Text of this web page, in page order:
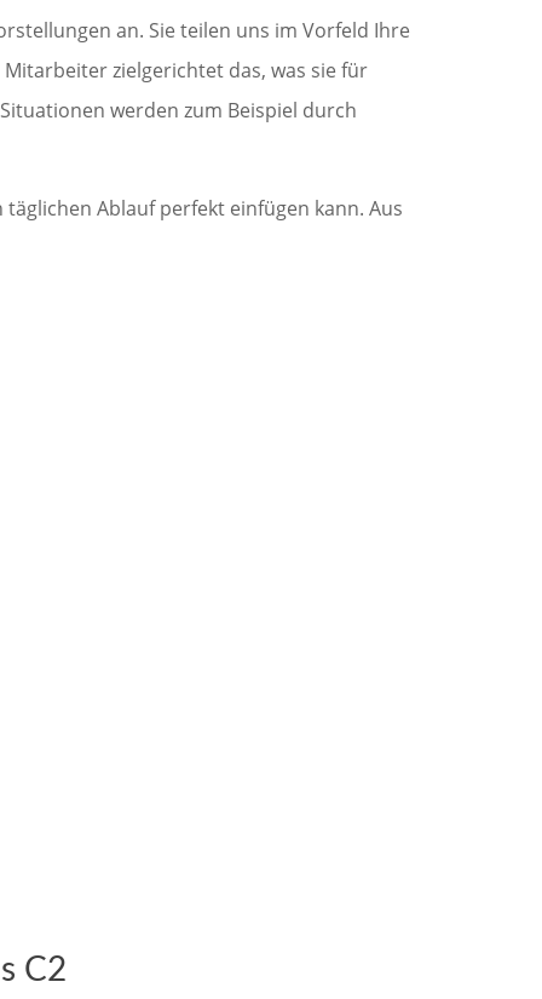
an. Sie teilen uns im Vorfeld Ihre
zielgerichtet das, was sie für
werden zum Beispiel durch
Ablauf perfekt einfügen kann. Aus
C2